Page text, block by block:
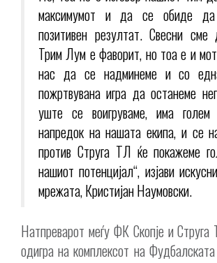
максимумот и да се обиде
позитивен резултат. Свесни сме
Трим Лум е фаворит, но тоа е и
нас да се надминеме и со
пожртвувана игра да останеме
уште се воигруваме, има
напредок на нашата екипа, и се
против Струга ТЛ ќе покажеме
нашиот потенцијал“, изјави
мрежата, Кристијан Наумовски.
Натпреварот меѓу ФК Скопје и
одигра на комплексот на